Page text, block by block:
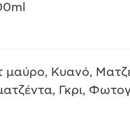
Κυανό,
Γκρι,